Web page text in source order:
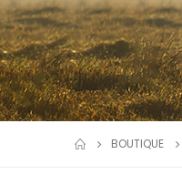
BOUTIQUE